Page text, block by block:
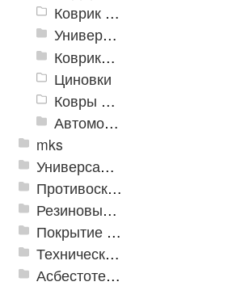
Коврик флокированный
Универсальные коврики
Коврики хлопковые
Циновки
Ковры для детской
Автомобильные коврики
mks
Универсальные модульные покрытия
Противоскользящая защита для лестниц, профили, ленты
Резиновые и ПВХ дорожки
Покрытие из резиновой крошки
Техническая резина
Асбестотехнические и теплоизоляционные материалы